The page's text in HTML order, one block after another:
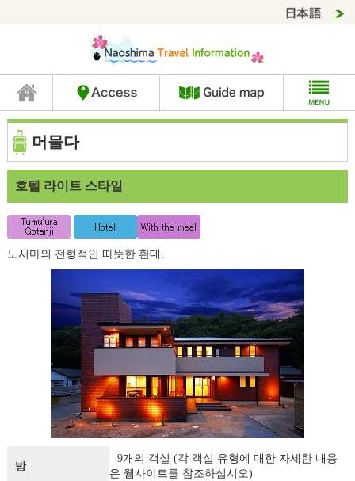
머물다
호텔 라이트 스타일
노시마의 전형적인 따뜻한 환대.
방
9개의 객실 (각 객실 유형에 대한 자세한 내용
은 웹사이트를 참조하십시오)